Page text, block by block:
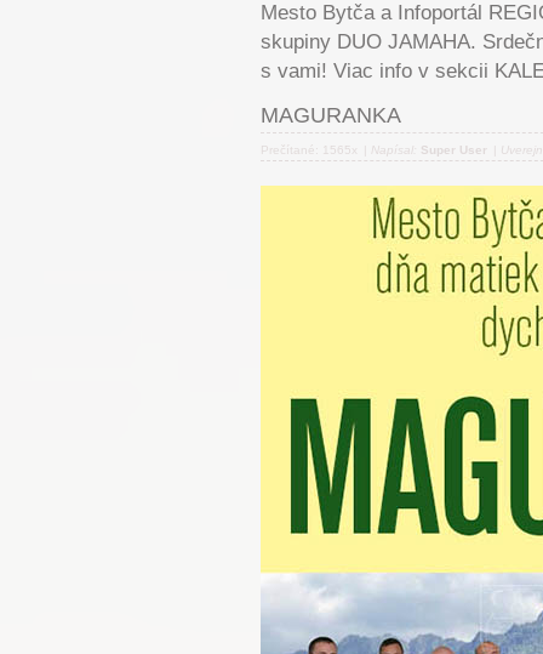
Mesto Bytča a Infoportál
skupiny DUO JAMAHA.
s vami! Viac info v sekcii
MAGURANKA
Prečítané: 1565x Napísal: Super User